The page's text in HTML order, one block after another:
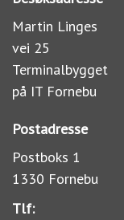
Martin Linges
vei 25
Terminalbygget
på IT Fornebu
Postadresse
Postboks 1
1330 Fornebu
Tlf: